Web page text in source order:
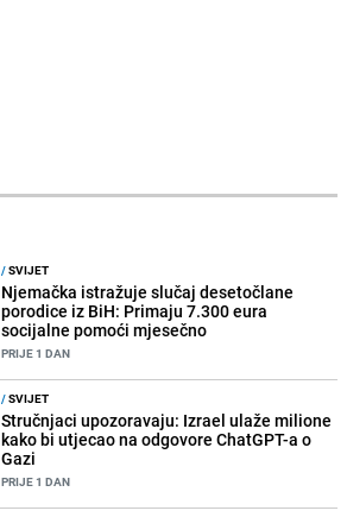
/SVIJET
Njemačka istražuje slučaj desetočlane
porodice iz BiH: Primaju 7.300 eura
socijalne pomoći mjesečno
PRIJE 1 DAN
/SVIJET
Stručnjaci upozoravaju: Izrael ulaže milione
kako bi utjecao na odgovore ChatGPT-a o
Gazi
PRIJE 1 DAN